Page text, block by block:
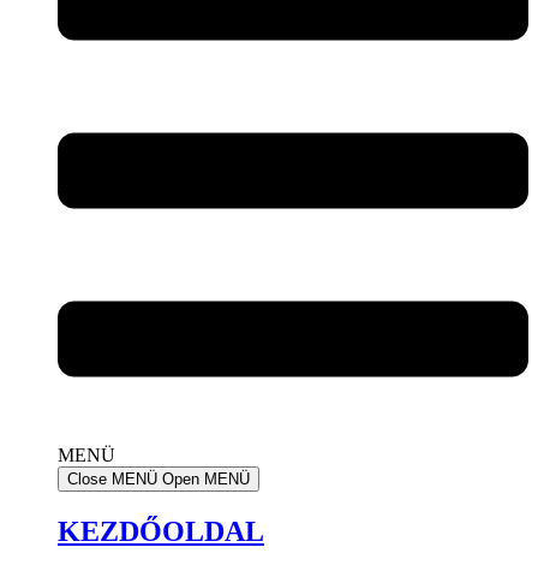
MENÜ
Close MENÜ Open MENÜ
KEZDŐOLDAL